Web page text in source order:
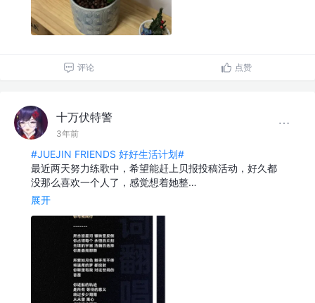
评论 点赞
十万伏特警
3年前
#JUEJIN FRIENDS 好好生活计划#
最近两天努力练歌中，希望能赶上贝报投稿活动，好久都
没那么喜欢一个人了，感觉想着她整…
展开